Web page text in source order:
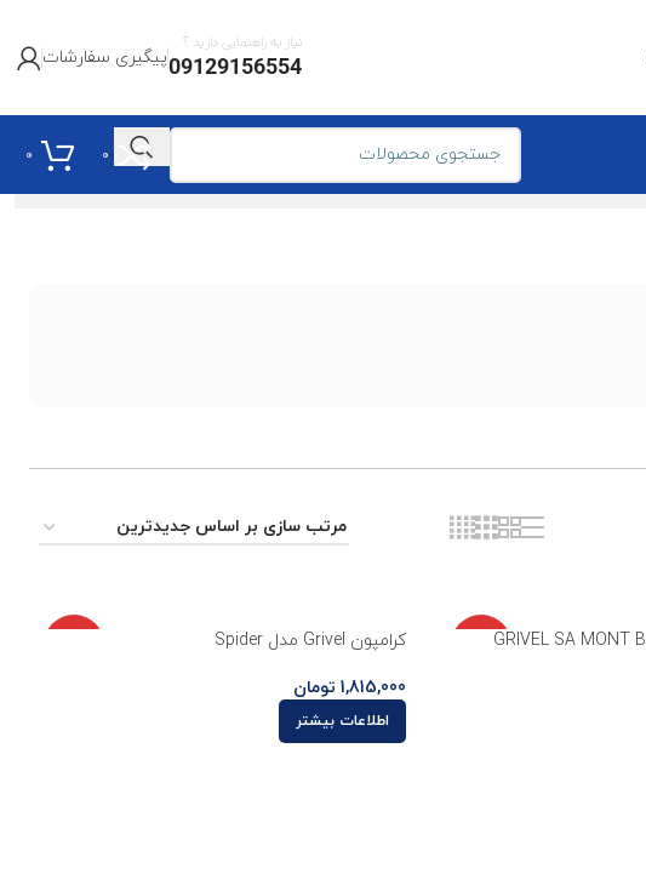
نیاز به راهنمایی دارید ؟
09129156554پیگیری سفارشات
0
0
ناموجو
کرامپون Grivel مدل Spider
1,815,000 تومان
اطلاعات بیشتر